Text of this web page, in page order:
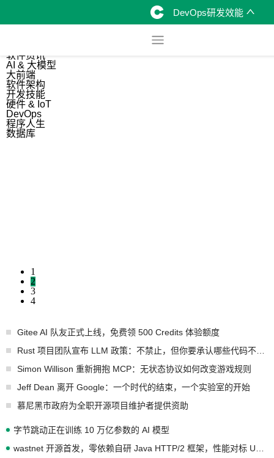
DevOps研发效能
软件资讯
AI & 大模型
大前端
软件架构
开发技能
硬件 & IoT
DevOps
程序人生
数据库
1
2
3
4
Gitee AI 队友正式上线，免费领 500 Credits 体验额度
Simon Willison 重新拥抱 MCP：无状态协议如何改变游戏规则
Jeff Dean 离开 Google：一个时代的结束，一个实验室的开始
慕尼黑市政府为全职开源项目维护者提供资助
字节跳动正在训练 10 万亿参数的 AI 模型